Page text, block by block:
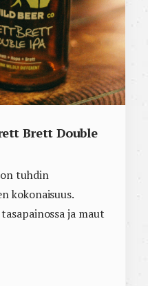
Brett Double
tuhdin
kokonaisuus.
ja maut